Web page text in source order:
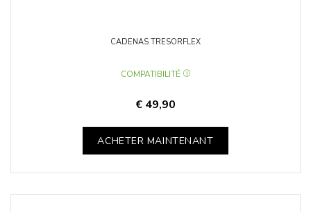
CADENAS TRESORFLEX
COMPATIBILITÉ
€ 49,90
ACHETER MAINTENANT